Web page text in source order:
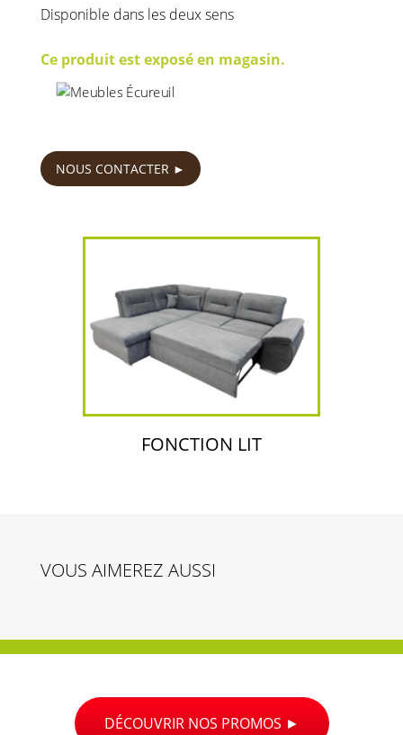
Disponible dans les deux sens
Ce produit est exposé en magasin.
NOUS CONTACTER
FONCTION LIT
VOUS AIMEREZ AUSSI
DÉCOUVRIR NOS PROMOS